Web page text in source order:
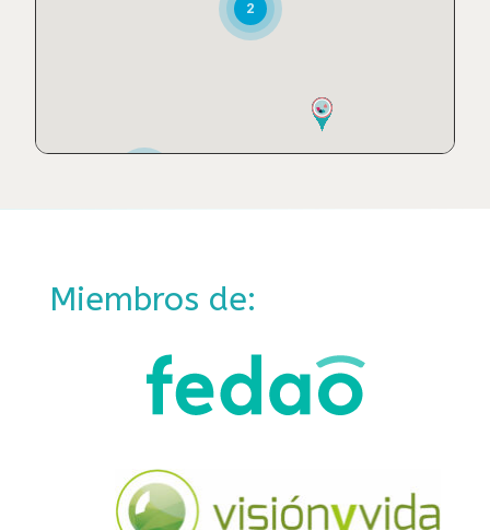
Ahora Me Ves Ópticos
Calle Rodríguez de Cepeda, 33 bajo
Avenida José María Alcibar, 1
Calle Molino, 1
Arcos de la Frontera, Cádiz
Alós Ópticos
2
Miembros de: